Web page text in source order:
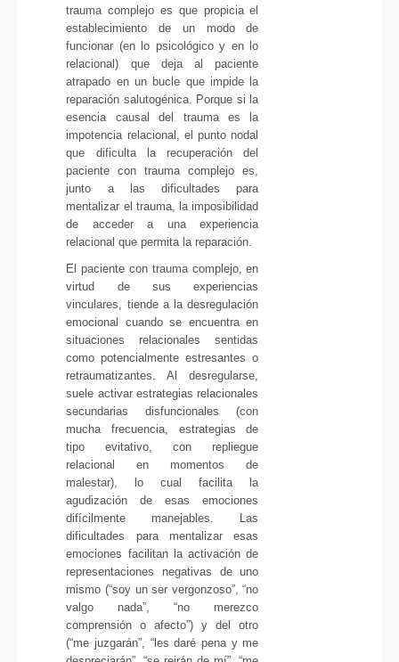
trauma complejo es que propicia el
establecimiento de un modo de
funcionar (en lo psicológico y en lo
relacional) que deja al paciente
atrapado en un bucle que impide la
reparación salutogénica. Porque si la
esencia causal del trauma es la
impotencia relacional, el punto nodal
que dificulta la recuperación del
paciente con trauma complejo es,
junto a las dificultades para
mentalizar el trauma, la imposibilidad
de acceder a una experiencia
relacional que permita la reparación.
El paciente con trauma complejo, en
virtud de sus experiencias
vinculares, tiende a la desregulación
emocional cuando se encuentra en
situaciones relacionales sentidas
como potencialmente estresantes o
retraumatizantes. Al desregularse,
suele activar estrategias relacionales
secundarias disfuncionales (con
mucha frecuencia, estrategias de
tipo evitativo, con repliegue
relacional en momentos de
malestar), lo cual facilita la
agudización de esas emociones
difícilmente manejables. Las
dificultades para mentalizar esas
emociones facilitan la activación de
representaciones negativas de uno
mismo (“soy un ser vergonzoso”, “no
valgo nada”, “no merezco
comprensión o afecto”) y del otro
(“me juzgarán”, “les daré pena y me